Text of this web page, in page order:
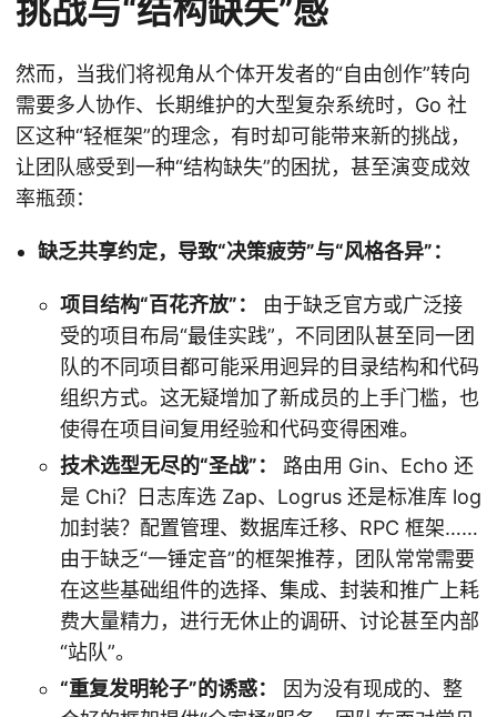
挑战与“结构缺失”感
然而，当我们将视角从个体开发者的“自由创作”转向
需要多人协作、长期维护的大型复杂系统时，Go 社
区这种“轻框架”的理念，有时却可能带来新的挑战，
让团队感受到一种“结构缺失”的困扰，甚至演变成效
率瓶颈：
缺乏共享约定，导致“决策疲劳”与“风格各异”：
项目结构“百花齐放”：
由于缺乏官方或广泛接
受的项目布局“最佳实践”，不同团队甚至同一团
队的不同项目都可能采用迥异的目录结构和代码
组织方式。这无疑增加了新成员的上手门槛，也
使得在项目间复用经验和代码变得困难。
技术选型无尽的“圣战”：
路由用 Gin、Echo 还
是 Chi？日志库选 Zap、Logrus 还是标准库 log
加封装？配置管理、数据库迁移、RPC 框架……
由于缺乏“一锤定音”的框架推荐，团队常常需要
在这些基础组件的选择、集成、封装和推广上耗
费大量精力，进行无休止的调研、讨论甚至内部
“站队”。
“重复发明轮子”的诱惑：
因为没有现成的、整